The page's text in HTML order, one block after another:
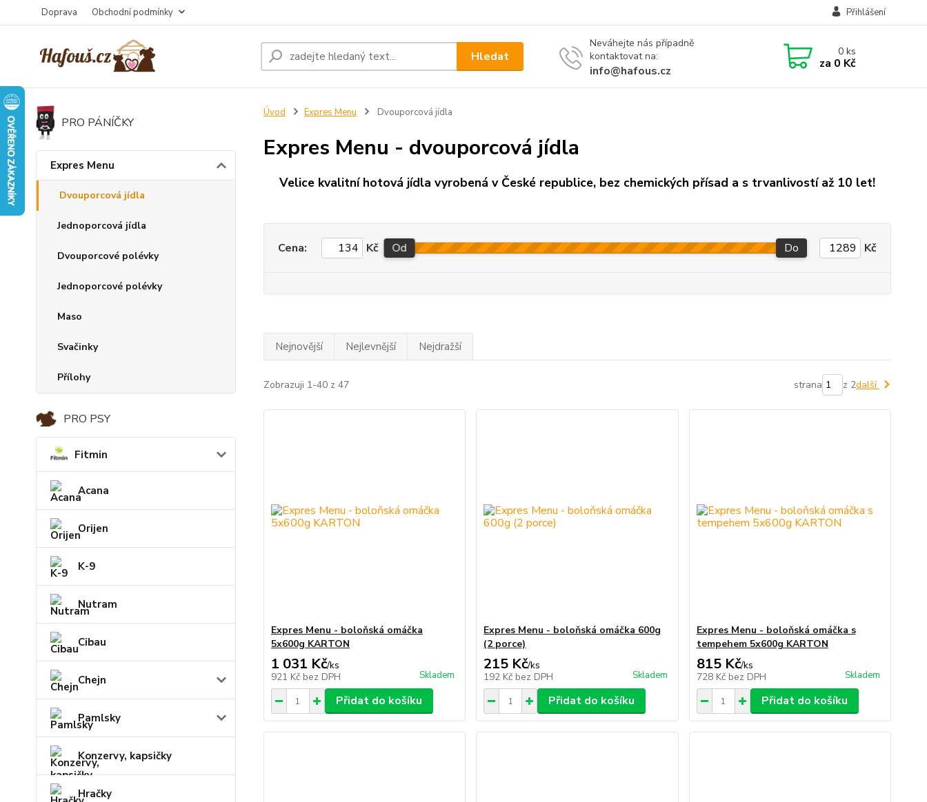
Doprava Obchodní podmínky Přihlášení
Hledat
Neváhejte nás případně
kontaktovat na:
info@hafous.cz
0ks
za 0 Kč
PRO PÁNÍČKY
Expres Menu
Dvouporcová jídla
Jednoporcová jídla
Dvouporcové polévky
Jednoporcové polévky
Maso
Svačinky
Přílohy
PRO PSY
Fitmin
Acana
Orijen
K-9
Nutram
Cibau
Chejn
Pamlsky
Konzervy, kapsičky
Hračky
Úvod Expres Menu Dvouporcová jídla
Expres Menu - dvouporcová jídla
Velice kvalitní hotová jídla vyrobená v České republice, bez chemických přísad a s trvanlivostí až 10 let!
Cena: Kč Od Do Kč
Nejnovější Nejlevnější Nejdražší
Zobrazuji 1-40 z 47 strana z 2další
Expres Menu - boloňská omáčka
5x600g KARTON
1 031 Kč/ks
921 Kč bez DPH Skladem
Přidat do košíku
Expres Menu - boloňská omáčka 600g
(2 porce)
215 Kč/ks
192 Kč bez DPH Skladem
Přidat do košíku
Expres Menu - boloňská omáčka s
tempehem 5x600g KARTON
815 Kč/ks
728 Kč bez DPH Skladem
Přidat do košíku